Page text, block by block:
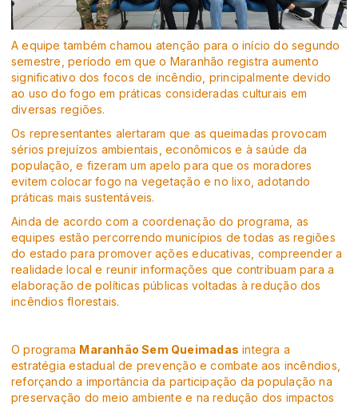
A equipe também chamou atenção para o início do segundo
semestre, período em que o Maranhão registra aumento
significativo dos focos de incêndio, principalmente devido
ao uso do fogo em práticas consideradas culturais em
diversas regiões.
Os representantes alertaram que as queimadas provocam
sérios prejuízos ambientais, econômicos e à saúde da
população, e fizeram um apelo para que os moradores
evitem colocar fogo na vegetação e no lixo, adotando
práticas mais sustentáveis.
Ainda de acordo com a coordenação do programa, as
equipes estão percorrendo municípios de todas as regiões
do estado para promover ações educativas, compreender a
realidade local e reunir informações que contribuam para a
elaboração de políticas públicas voltadas à redução dos
incêndios florestais.
O programa Maranhão Sem Queimadas integra a
estratégia estadual de prevenção e combate aos incêndios,
reforçando a importância da participação da população na
preservação do meio ambiente e na redução dos impactos